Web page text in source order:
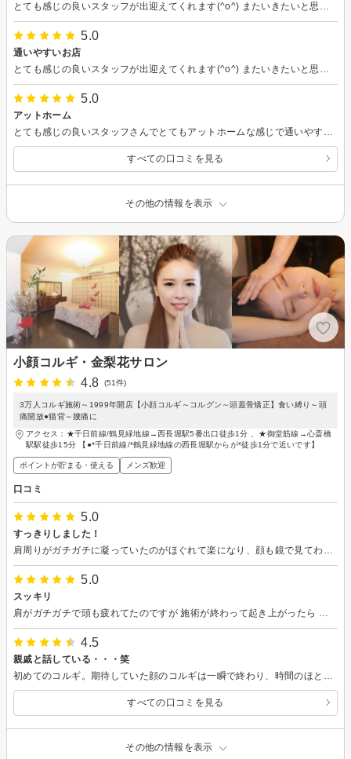
5.0
通いやすいお店
5.0
アットホーム
すべての口コミを見る
その他の情報を表示
小顔コルギ・金梨花サロン
4.8
(51件)
3万人コルギ施術～1999年開店【小顔コルギ～コルグン～頭蓋骨矯正】食い縛り～頭
痛開放●猫背～腰痛に
アクセス：★千日前線/鶴見緑地線→西長堀駅5番出口徒歩1分 、★御堂筋線→心斎橋
駅駅徒歩15分 【●*千日前線/*鶴見緑地線の西長堀駅からが*徒歩1分で近いです】
ポイントが貯まる・使える メンズ歓迎
口コミ
5.0
すっきりしました！
5.0
スッキリ
4.5
親戚と話している・・・笑
すべての口コミを見る
その他の情報を表示